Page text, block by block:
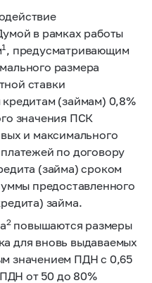
в рамках работы
1 , предусматривающим
размера
ставки
(займам) 0,8%
значения ПСК
и максимального
по договору
(займа) сроком
предоставленного
займа.
2повышаются размеры
для вновь выдаваемых
значением ПДН с 0,65
от 50 до 80%